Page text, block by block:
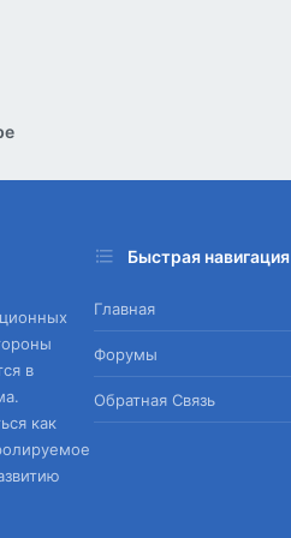
в
как
Быстрая навигация
Главная
Форумы
Обратная Связь